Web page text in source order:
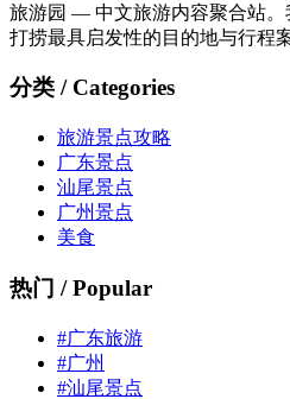
旅游园 — 中文旅游内容聚合站。
打捞最具启发性的目的地与行程案
分类 / Categories
旅游景点攻略
广东景点
汕尾景点
广州景点
美食
热门 / Popular
#广东旅游
#广州
#汕尾景点